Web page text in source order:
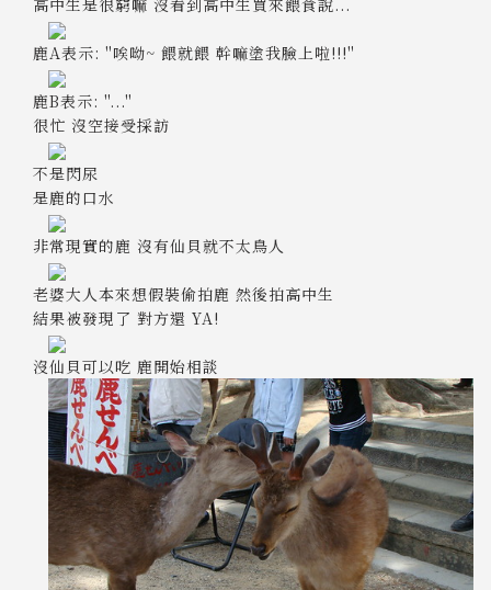
鹿A表示: "唉呦~ 餵就餵 幹嘛塗我臉上啦!!!"
鹿B表示: "..."
很忙 沒空接受採訪
不是閃尿
是鹿的口水
非常現實的鹿 沒有仙貝就不太鳥人
老婆大人本來想假裝偷拍鹿 然後拍高中生
結果被發現了 對方還 YA!
沒仙貝可以吃 鹿開始相談